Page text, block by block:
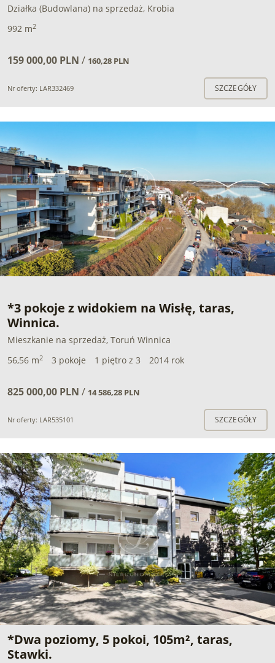
Działka (Budowlana) na sprzedaż, Krobia
992 m2
159 000,00 PLN / 160,28 PLN
Nr oferty: LAR332469 SZCZEGÓŁY
*3 pokoje z widokiem na Wisłę, taras,
Winnica.
Mieszkanie na sprzedaż, Toruń Winnica
56,56 m2 3 pokoje 1 piętro z 3 2014 rok
825 000,00 PLN / 14 586,28 PLN
Nr oferty: LAR535101 SZCZEGÓŁY
*Dwa poziomy, 5 pokoi, 105m², taras,
Stawki.